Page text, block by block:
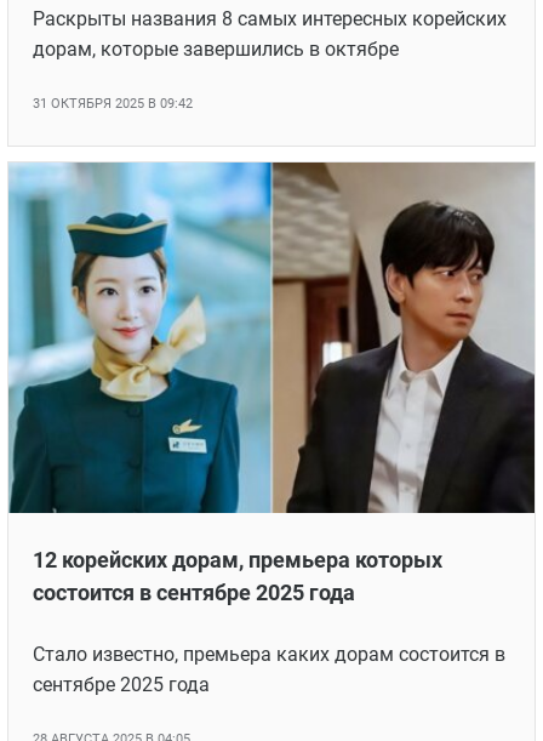
Раскрыты названия 8 самых интересных корейских
дорам, которые завершились в октябре
31 ОКТЯБРЯ 2025 В 09:42
12 корейских дорам, премьера которых
состоится в сентябре 2025 года
Стало известно, премьера каких дорам состоится в
сентябре 2025 года